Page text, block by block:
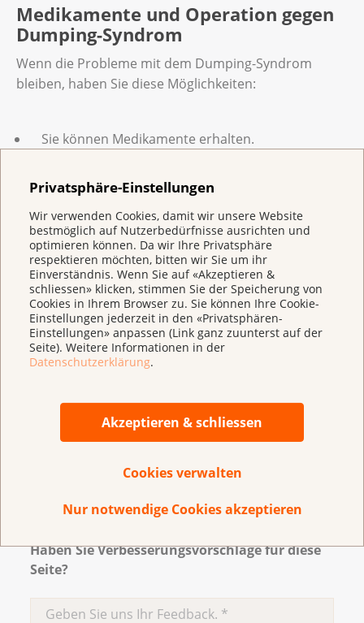
Privatsphäre-Einstellungen
Wir verwenden Cookies, damit wir unsere Website
bestmöglich auf Nutzerbedürfnisse ausrichten und
optimieren können. Da wir Ihre Privatsphäre
respektieren möchten, bitten wir Sie um ihr
Einverständnis. Wenn Sie auf «Akzeptieren &
schliessen» klicken, stimmen Sie der Speicherung von
Cookies in Ihrem Browser zu. Sie können Ihre Cookie-
Einstellungen jederzeit in den «Privatsphären-
Einstellungen» anpassen (Link ganz zuunterst auf der
Seite). Weitere Informationen in der
Datenschutzerklärung.
Akzeptieren & schliessen
Cookies verwalten
Nur notwendige Cookies akzeptieren
das Frühdumping-Syndrom hilft.
Essen Sie ausserdem stärkehaltige
Nahrungsmittel immer mit eiweiss- und
fetthaltigen Speisen sowie Salat und
sind Brei, Brot, Nudeln, Reis, Kartoffeln,
Polenta.
Medikamente und Operation gegen
Dumping-Syndrom
Wenn die Probleme mit dem Dumping-Syndrom
bleiben, haben Sie diese Möglichkeiten:
Sie können Medikamente erhalten.
erhalten.
Die Medikamente bewirken, dass Ihre Verdauung
langsamer arbeitet oder dass Sie Glukose langsamer
aufnehmen. Das kann Ihre Beschwerden lindern.
Ob eine Operation bei Ihnen möglich ist, kann Ihnen
Ihre Ärztin oder Arzt sagen.
Aktualisiert im Mai 2022
Zurück zur Übersicht
Haben Sie Verbesserungsvorschläge für diese
Seite?